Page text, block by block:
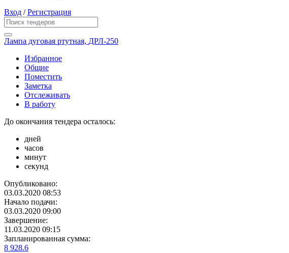
Вход /Регистрация
Лампа дуговая ртутная, ДРЛ-250
Избранное
Общие
Поместить
Заметка
Отслеживать
В работу
До окончания тендера осталось:
дней
часов
минут
секунд
Опубликовано:
03.03.2020 08:53
Начало подачи:
03.03.2020 09:00
Завершение:
11.03.2020 09:15
Запланированная сумма:
8 928.6